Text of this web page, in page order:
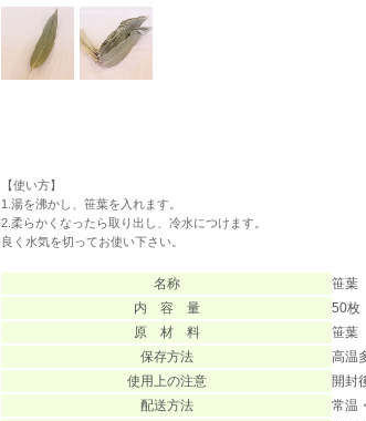
【使い方】
1.湯を沸かし、笹葉を入れます。
2.柔らかくなったら取り出し、冷水につけます。
良く水気を切ってお使い下さい。
名称
笹葉
内 容 量
50枚
原 材 料
笹葉
保存方法
高温
使用上の注意
開封
配送方法
常温